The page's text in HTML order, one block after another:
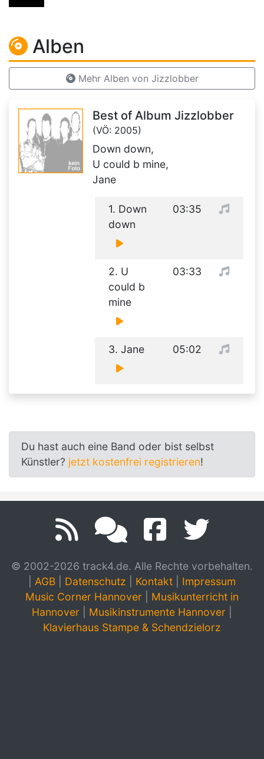
Alben
Mehr Alben von Jizzlobber
Best of Album Jizzlobber
(VÖ: 2005)
Down down,
U could b mine,
Jane
1. Down
down
03:35
2. U
could b
mine
03:33
3. Jane 05:02
Du hast auch eine Band oder bist selbst
Künstler? jetzt kostenfrei registrieren!
© 2002-2026 track4.de. Alle Rechte vorbehalten.
AGB Datenschutz Kontakt
Impressum
Music Corner Hannover
Musikunterricht in
Hannover
Musikinstrumente Hannover
Klavierhaus Stampe & Schendzielorz